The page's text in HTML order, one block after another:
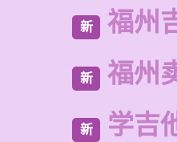
新 福州
新 福州
新 学吉